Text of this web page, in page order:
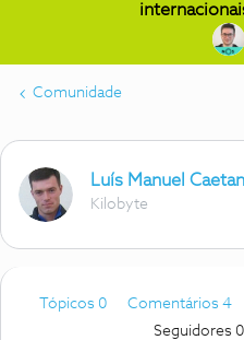
Comunidade
Luís Manuel
Kilobyte
Tópicos 0 Comentários 4
Seguidores 0